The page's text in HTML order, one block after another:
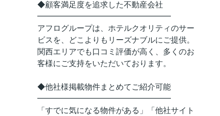
◆顧客満足度を追求した不動産会社
━━━━━━━━━━━━━━━━━
アフログループは、ホテルクオリティのサー
ビスを、どこよりもリーズナブルにご提供。
関西エリアでも口コミ評価が高く、多くのお
客様にご支持をいただいております。
◆他社様掲載物件まとめてご紹介可能
━━━━━━━━━━━━━━━━━
「すでに気になる物件がある」「他社サイト